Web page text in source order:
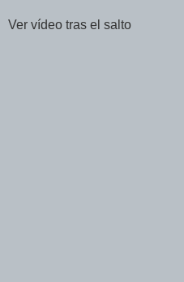
Ver vídeo tras el salto